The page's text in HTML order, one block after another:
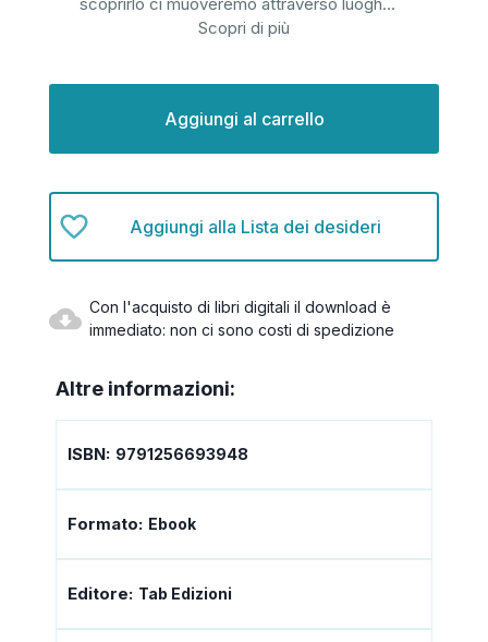
scoprirlo ci muoveremo attraverso luogh...
Scopri di più
Aggiungi alla Lista dei desideri
Con l'acquisto di libri digitali il download è
immediato: non ci sono costi di spedizione
Altre informazioni:
ISBN: 9791256693948
Formato: Ebook
Editore: Tab Edizioni